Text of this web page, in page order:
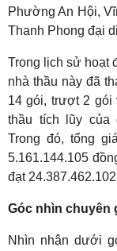
Phường An Hội,
Thanh Phong đại
Trong lịch sử hoạt
nhà thầu này đã
14 gói, trượt 2 gói
thầu tích lũy của
Trong đó, tổng
5.161.144.105
đạt
Góc nhìn chuyên
Nhìn nhận dưới